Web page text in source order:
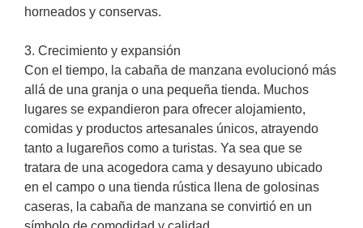
horneados y conservas.
3. Crecimiento y expansión
Con el tiempo, la cabaña de manzana evolucionó más
allá de una granja o una pequeña tienda. Muchos
lugares se expandieron para ofrecer alojamiento,
comidas y productos artesanales únicos, atrayendo
tanto a lugareños como a turistas. Ya sea que se
tratara de una acogedora cama y desayuno ubicado
en el campo o una tienda rústica llena de golosinas
caseras, la cabaña de manzana se convirtió en un